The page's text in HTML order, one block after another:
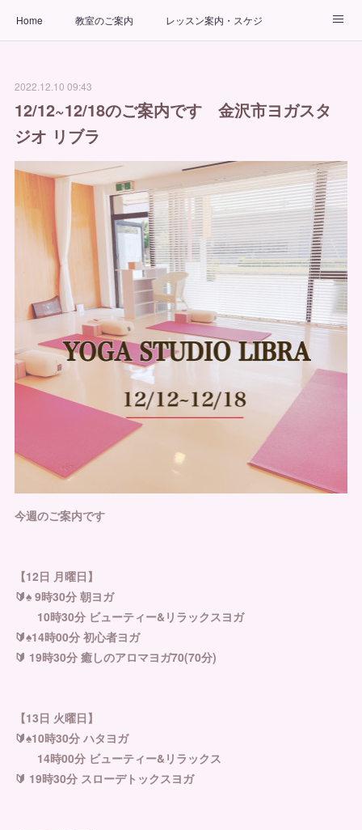
Home 教室のご案内 レッスン案内・スケジュール
出張ヨガ教室 パーソナルヨガレッスン
2022.12.10 09:43
12/12~12/18のご案内です 金沢市ヨガスタ
ジオ リブラ
今週のご案内です
【12日 月曜日】
🔰♠︎ 9時30分 朝ヨガ
10時30分 ビューティー&リラックスヨガ
🔰♠︎14時00分 初心者ヨガ
🔰 19時30分 癒しのアロマヨガ70(70分)
【13日 火曜日】
🔰♠︎10時30分 ハタヨガ
14時00分 ビューティー&リラックス
🔰 19時30分 スローデトックスヨガ